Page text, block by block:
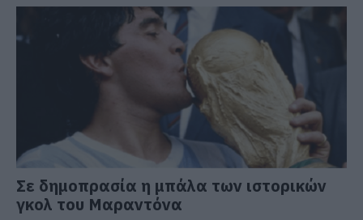
Σε δημοπρασία η μπάλα των ιστορικών
γκολ του Μαραντόνα